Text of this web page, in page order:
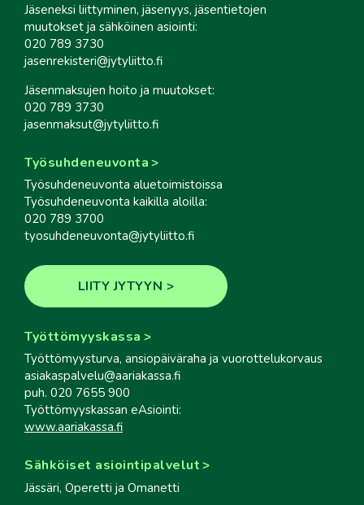
Jäseneksi liittyminen, jäsenyys, jäsentietojen
muutokset ja sähköinen asiointi:
020 789 3730
jasenrekisteri@jytyliitto.fi
Jäsenmaksujen hoito ja muutokset:
020 789 3730
jasenmaksut@jytyliitto.fi
Työsuhdeneuvonta
Työsuhdeneuvonta aluetoimistoissa
Työsuhdeneuvonta kaikilla aloilla:
020 789 3700
tyosuhdeneuvonta@jytyliitto.fi
LIITY JYTYYN
Työttömyyskassa
Työttömyysturva, ansiopäiväraha ja vuorottelukorvaus
asiakaspalvelu@aariakassa.fi
puh. 020 7655 900
Työttömyyskassan eAsiointi:
www.aariakassa.fi
Sähköiset asiointipalvelut
Jässäri, Operetti ja Omanetti